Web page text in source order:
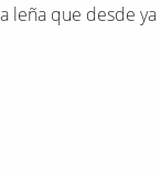
a leña que desde